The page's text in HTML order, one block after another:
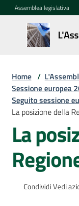
Vai al contenuto
Vai alla navigazione
Vai al footer
Assemblea legislativa
in Europa
Cos'è
la
Sessione
La
Rete
europea
regionale
Home /
Sessione europea
Seguito sessione
La posizione della
La
CondividiVedi